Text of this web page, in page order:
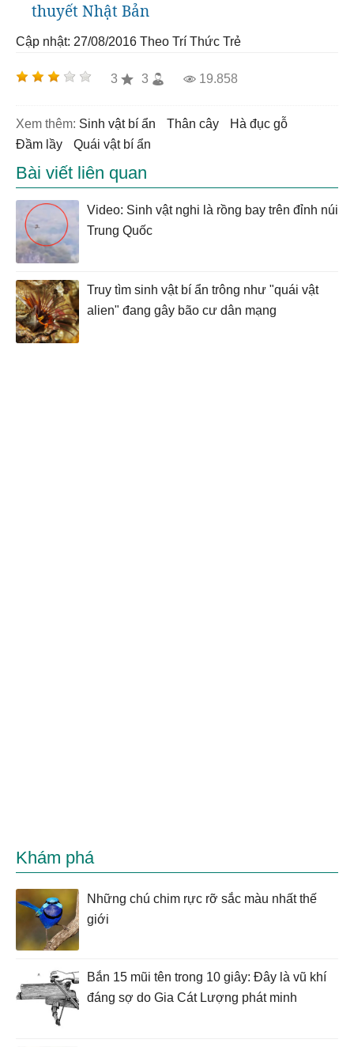
thuyết Nhật Bản
Cập nhật: 27/08/2016 Theo Trí Thức Trẻ
3 3 19.858
Xem thêm: sinh vật bí ẩn thân cây
hà đục gỗ
đầm lầy
quái vật bí ẩn
Bài viết liên quan
Video: Sinh vật nghi là rồng bay trên đỉnh núi
Trung Quốc
Truy tìm sinh vật bí ẩn trông như "quái vật
alien" đang gây bão cư dân mạng
Khám phá
Những chú chim rực rỡ sắc màu nhất thế
giới
Bắn 15 mũi tên trong 10 giây: Đây là vũ khí
đáng sợ do Gia Cát Lượng phát minh